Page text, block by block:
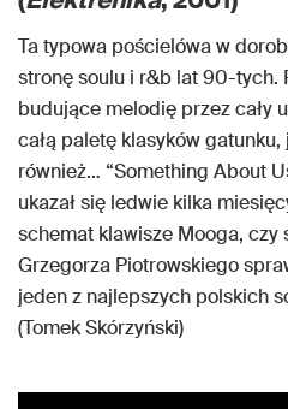
Ta typowa pościelówa w
stronę soulu i r&b lat 90-tych.
budujące melodię przez cały
całą paletę klasyków
również… “Something About
ukazał się ledwie kilka
schemat klawisze Mooga, czy
Grzegorza Piotrowskiego
jeden z najlepszych polskich
(Tomek Skórzyński)